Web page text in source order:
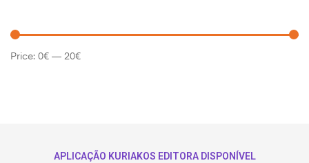
Price: 0€ — 20€
APLICAÇÃO KURIAKOS EDITORA DISPONÍVEL